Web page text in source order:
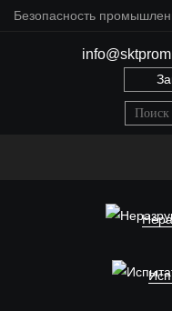
Безопасность